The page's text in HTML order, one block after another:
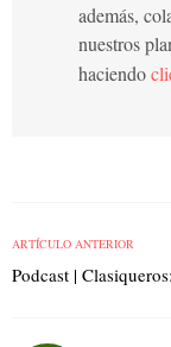
además,
nuestros
haciendo
ARTÍCULO ANTERIOR
Podcast |